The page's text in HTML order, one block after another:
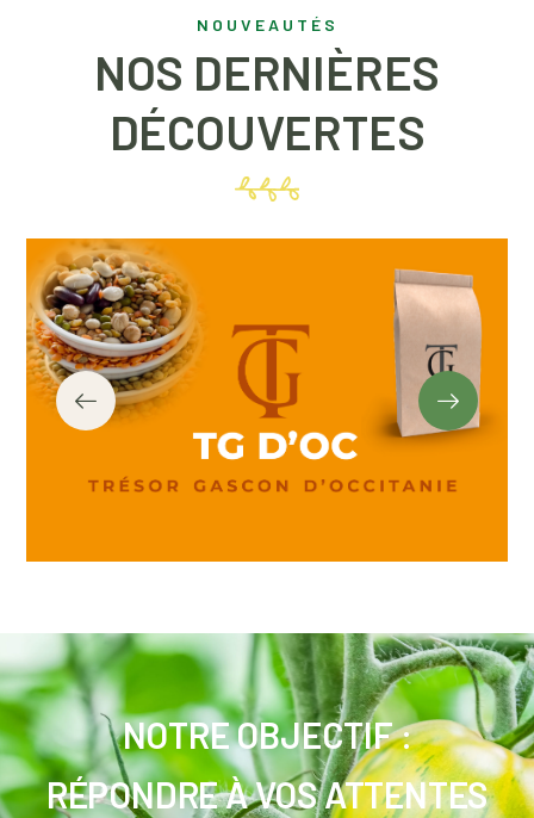
NOUVEAUTÉS
NOS DERNIÈRES
DÉCOUVERTES
NOTRE OBJECTIF :
RÉPONDRE À VOS ATTENTES